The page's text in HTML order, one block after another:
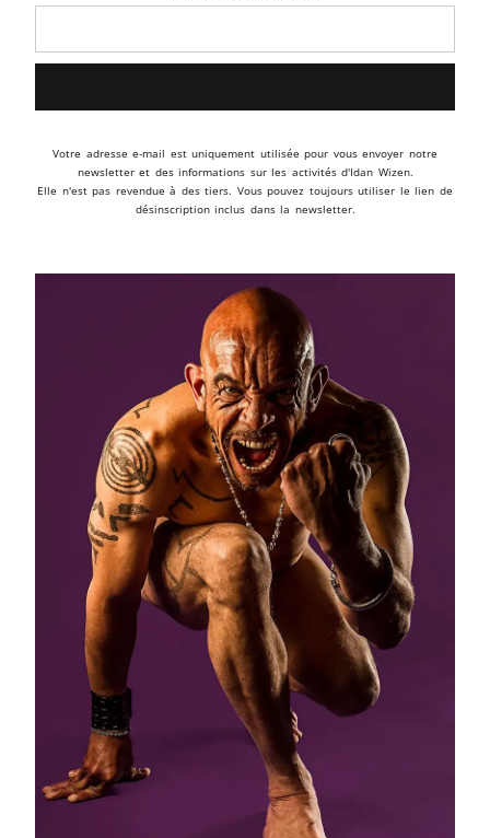
Votre adresse e-mail est uniquement utilisée pour vous envoyer notre
newsletter et des informations sur les activités d'Idan Wizen.
Elle n'est pas revendue à des tiers. Vous pouvez toujours utiliser le lien de
désinscription inclus dans la newsletter.